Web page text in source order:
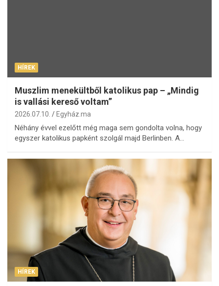
HÍREK
Muszlim menekültből katolikus pap – „Mindig
is vallási kereső voltam”
2026.07.10. Egyház.ma
Néhány évvel ezelőtt még maga sem gondolta volna, hogy
egyszer katolikus papként szolgál majd Berlinben. A…
HÍREK